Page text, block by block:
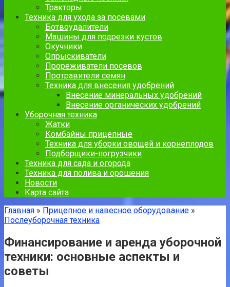
Тракторы
Техника для ухода за посевами
Ботвоудалители
Машины для подрезки кустов
Окучники
Опрыскиватели
Прореживатели посевов
Протравители семян
Техника для внесения удобрений
Внесение минеральных удобрений
Внесение органических удобрений
Уборочная техника
Жатки
Комбайны прицепные
Техника для уборки овощей и корнеплодов
Подборщики-погрузчики
Техника для сада и огорода
Техника для полива и орошения
Новости
Карта сайта
Главная » Прицепное и навесное оборудование »
Послеуборочная техника
Финансирование и аренда уборочной
техники: основные аспекты и
советы